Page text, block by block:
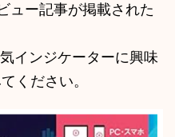
ュー記事が掲載された
インジケーターに興味
ください。